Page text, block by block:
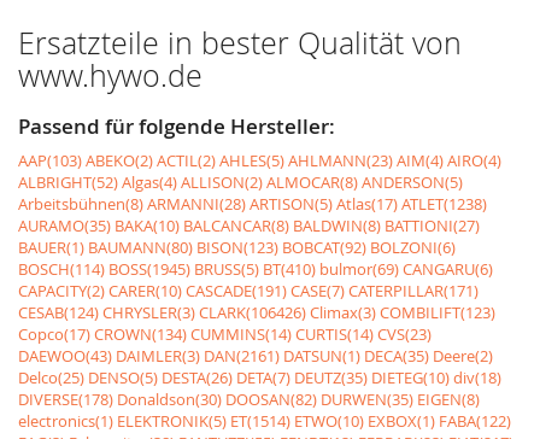
Ersatzteile in bester Qualität von
www.hywo.de
Passend für folgende Hersteller:
AAP(103)ABEKO(2)ACTIL(2)AHLES(5)AHLMANN(23)AIM(4)AIRO(4)
ALBRIGHT(52)Algas(4)ALLISON(2)ALMOCAR(8)ANDERSON(5)
Arbeitsbühnen(8)ARMANNI(28)ARTISON(5)Atlas(17)ATLET(1238)
AURAMO(35) BAKA(10) BALCANCAR(8) BALDWIN(8) BATTIONI(27)
BAUER(1) BAUMANN(80) BISON(123) BOBCAT(92) BOLZONI(6)
BOSCH(114) BOSS(1945) BRUSS(5) BT(410) bulmor(69)CANGARU(6)
CAPACITY(2)CARER(10)CASCADE(191)CASE(7)CATERPILLAR(171)
CESAB(124)CHRYSLER(3)CLARK(106426)Climax(3)COMBILIFT(123)
Copco(17)CROWN(134)CUMMINS(14)CURTIS(14)CVS(23)
DAEWOO(43) DAIMLER(3) DAN(2161) DATSUN(1) DECA(35) Deere(2)
Delco(25) DENSO(5) DESTA(26) DETA(7) DEUTZ(35) DIETEG(10)div(18)
DIVERSE(178) Donaldson(30) DOOSAN(82) DURWEN(35) EIGEN(8)
electronics(1) ELEKTRONIK(5) ET(1514) ETWO(10) EXBOX(1) FABA(122)